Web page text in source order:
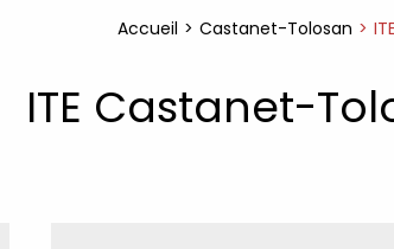
Accueil Castanet-Tolosan ITE
ITE Castanet-